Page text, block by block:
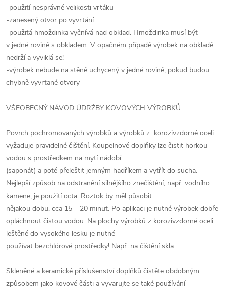
-použití nesprávné velikosti vrtáku
-zanesený otvor po vyvrtání
-použitá hmoždinka vyčnívá nad obklad. Hmoždinka musí být
v jedné rovině s obkladem. V opačném případě výrobek na obkladě
nedrží a vyviklá se!
-výrobek nebude na stěně uchycený v jedné rovině, pokud budou
chybně vyvrtané otvory
VŠEOBECNÝ NÁVOD ÚDRŽBY KOVOVÝCH VÝROBKŮ
Povrch pochromovaných výrobků a výrobků z korozivzdorné oceli
vyžaduje pravidelné čištění. Koupelnové doplňky lze čistit horkou
vodou s prostředkem na mytí nádobí
(saponát) a poté přeleštit jemným hadříkem a vytřít do sucha.
Nejlepší způsob na odstranění silnějšího znečištění, např. vodního
kamene, je použití octa. Roztok by měl působit
nějakou dobu, cca 15 – 20 minut. Po aplikaci je nutné výrobek dobře
opláchnout čistou vodou. Na plochy výrobků z korozivzdorné oceli
leštěné do vysokého lesku je nutné
používat bezchlórové prostředky! Např. na čištění skla.
Skleněné a keramické příslušenství doplňků čistěte obdobným
způsobem jako kovové části a vyvarujte se také používání